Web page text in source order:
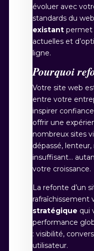
évoluer avec
standards du
existant permet
actuelles et
ligne.
Pourquoi
Votre site web
entre votre
inspirer
offrir une
nombreux sites
dépassé,
insuffisant…
votre croissance.
La refonte d’un
rafraîchissement
stratégique qui
performance
: visibilité,
utilisateur.